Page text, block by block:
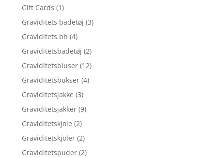
Gift Cards (1)
Graviditets badetøj (3)
Graviditets bh (4)
Graviditetsbadetøj (2)
Graviditetsbluser (12)
Graviditetsbukser (4)
Graviditetsjakke (3)
Graviditetsjakker (9)
Graviditetskjole (2)
Graviditetskjoler (2)
Graviditetspuder (2)